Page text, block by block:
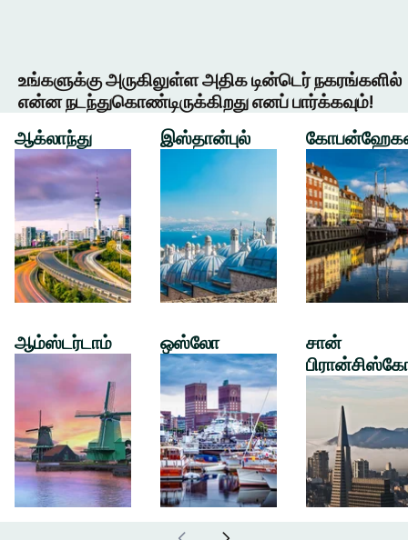
உங்களுக்கு அருகிலுள்ள அதிக டின்டெர் நகரங்களில்
என்ன நடந்துகொண்டிருக்கிறது எனப் பார்க்கவும்!
ஆக்லாந்து
ஆம்ஸ்டர்டாம்
இஸ்தான்புல்
ஒஸ்லோ
சான்